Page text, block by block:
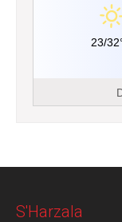
23/
S'Harzala